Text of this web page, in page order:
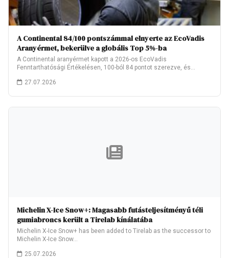
A Continental 84/100 pontszámmal elnyerte az EcoVadis
Aranyérmet, bekerülve a globális Top 5%-ba
A Continental aranyérmet kapott a 2026-os EcoVadis
Fenntarthatósági Értékelésen, 100-ból 84 pontot szerezve, és
27.07.2026
Michelin X-Ice Snow+: Magasabb futásteljesítményű téli
gumiabroncs került a Tirelab kínálatába
Michelin X-Ice Snow+ has been added to Tirelab as the successor to
Michelin X-Ice Snow…
25.07.2026